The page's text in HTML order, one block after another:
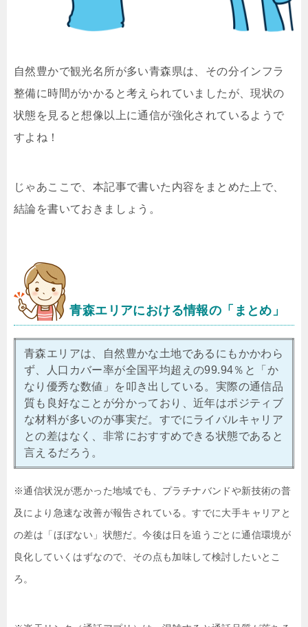
自然豊かで観光名所が多い青森県は、その分インフラ
整備に時間がかかると考えられていましたが、現状の
状態を見ると想像以上に通信が強化されているようで
すよね！
じゃあここで、本記事で書いた内容をまとめた上で、
結論を書いておきましょう。
青森エリアにおける情報の「まとめ」
青森エリアは、自然豊かな土地であるにもかかわら
ず、人口カバー率が全国平均超えの99.94％と「か
なり優秀な数値」を叩き出している。実際の通信品
質も良好なことが分かっており、近年はポジティブ
な材料が多いのが事実だ。すでにライバルキャリア
との差はなく、非常におすすめできる状態であると
言えるだろう。
※通信状況が悪かった地域でも、プラチナバンドや新技術の普
及により急速な改善が報告されている。すでに大手キャリアと
の差は「ほぼない」状態だ。今後は日を追うごとに通信環境が
良化していくはずなので、その点も加味して検討したいとこ
ろ。